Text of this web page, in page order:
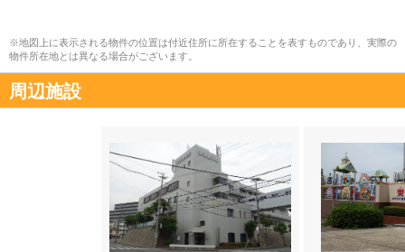
※地図上に表示される物件の位置は付近住所に所在することを表すものであり、実際の
物件所在地とは異なる場合がございます。
周辺施設